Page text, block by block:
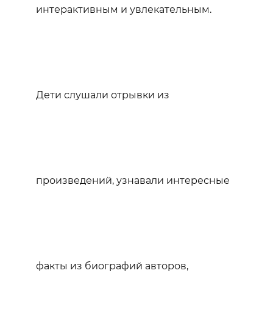
интерактивным и увлекательным.
Дети слушали отрывки из
произведений, узнавали интересные
факты из биографий авторов,